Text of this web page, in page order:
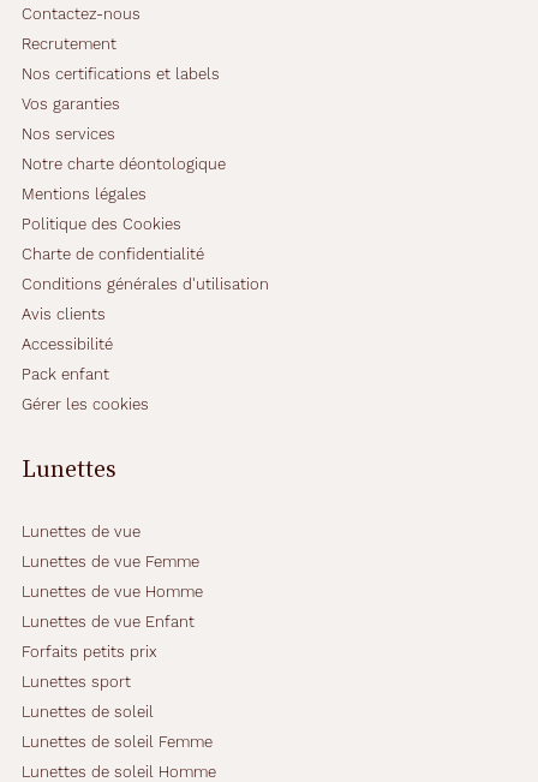
Contactez-nous
Recrutement
Nos certifications et labels
Vos garanties
Nos services
Notre charte déontologique
Mentions légales
Politique des Cookies
Charte de confidentialité
Conditions générales d'utilisation
Avis clients
Accessibilité
Pack enfant
Gérer les cookies
Lunettes
Lunettes de vue
Lunettes de vue Femme
Lunettes de vue Homme
Lunettes de vue Enfant
Forfaits petits prix
Lunettes sport
Lunettes de soleil
Lunettes de soleil Femme
Lunettes de soleil Homme